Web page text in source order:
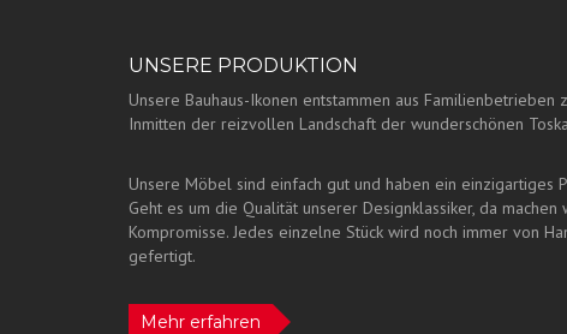
UNSERE PRODUKTION
Unsere Bauhaus-Ikonen entstammen aus Familienbetrieben
Inmitten der reizvollen Landschaft der wunderschönen
Unsere Möbel sind einfach gut und haben ein einzigartiges
Geht es um die Qualität unserer Designklassiker, da
Kompromisse. Jedes einzelne Stück wird noch immer von
gefertigt.
Mehr erfahren